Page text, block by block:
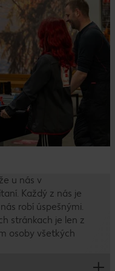
u nás v
Každý z nás je
robí úspešnými.
stránkach je len z
osoby všetkých